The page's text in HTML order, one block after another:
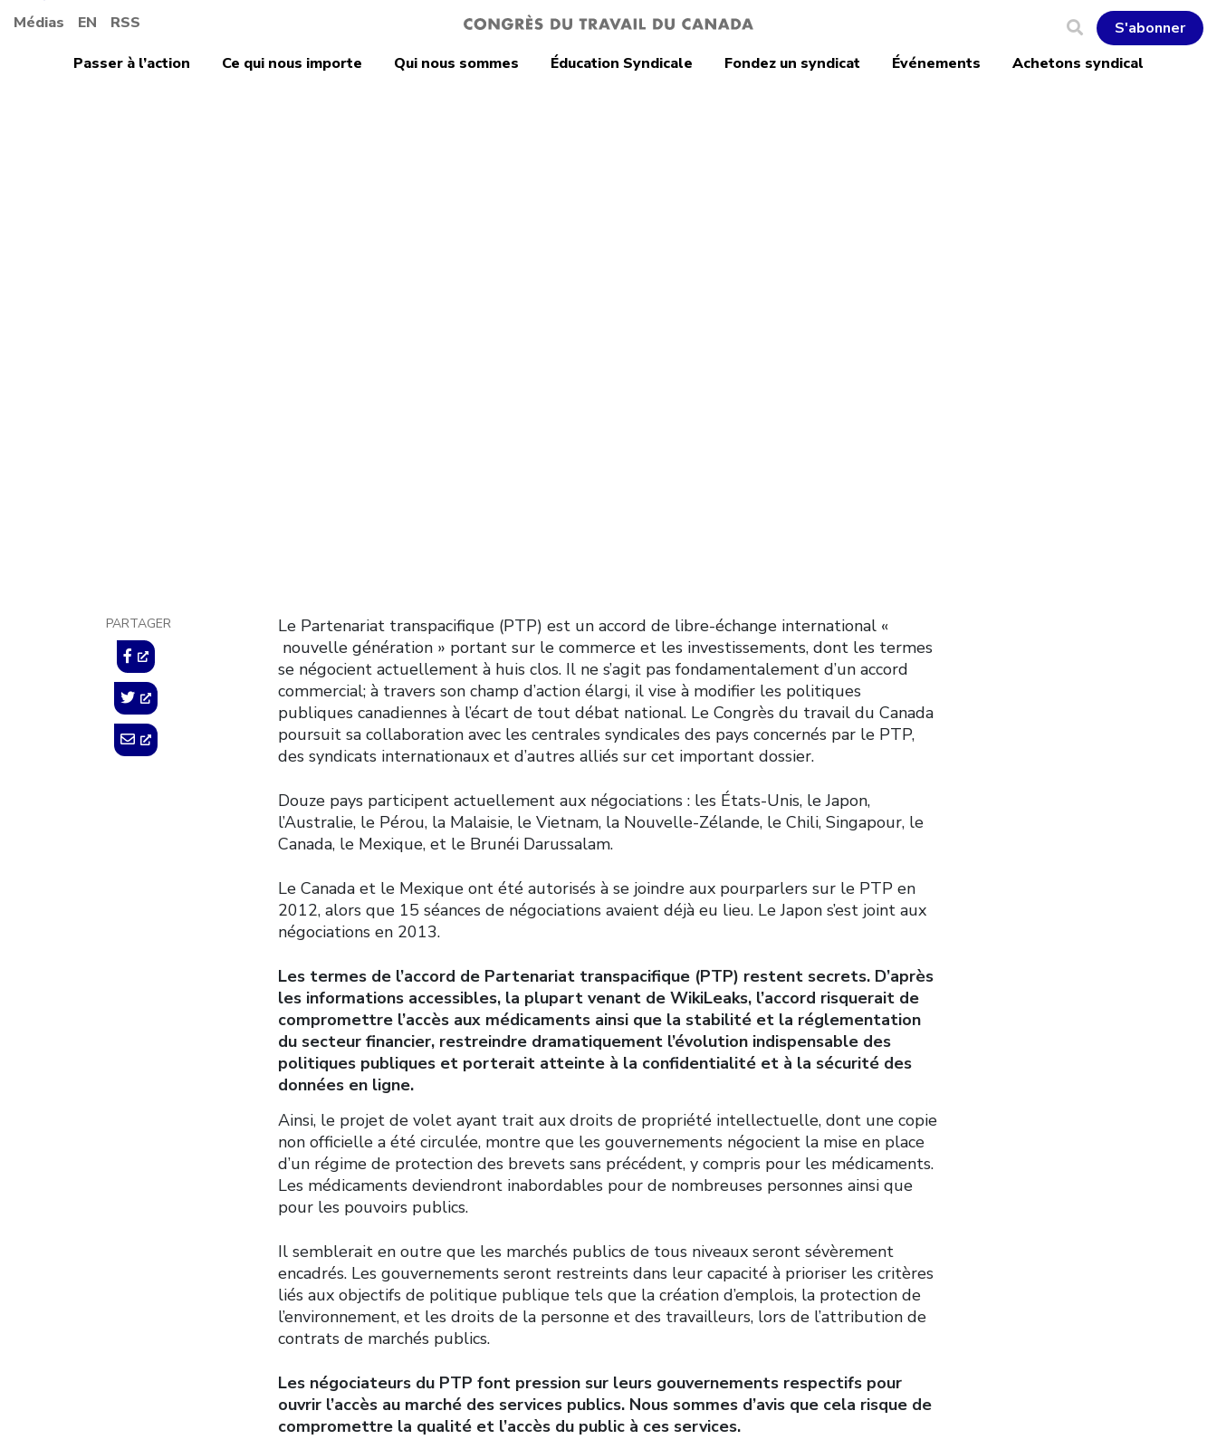
Médias EN RSS
S'abonner
Passer à l’action
Ce qui nous importe Qui nous sommes Éducation Syndicale Fondez un syndicat Événements Achetons syndical
PARTAGER
Le Partenariat transpacifique (PTP) est un accord de libre-échange international «
nouvelle génération » portant sur le commerce et les investissements, dont les termes
se négocient actuellement à huis clos. Il ne s’agit pas fondamentalement d’un accord
commercial; à travers son champ d’action élargi, il vise à modifier les politiques
publiques canadiennes à l’écart de tout débat national. Le Congrès du travail du Canada
poursuit sa collaboration avec les centrales syndicales des pays concernés par le PTP,
des syndicats internationaux et d’autres alliés sur cet important dossier.
Douze pays participent actuellement aux négociations : les États-Unis, le Japon,
l’Australie, le Pérou, la Malaisie, le Vietnam, la Nouvelle-Zélande, le Chili, Singapour, le
Canada, le Mexique, et le Brunéi Darussalam.
Le Canada et le Mexique ont été autorisés à se joindre aux pourparlers sur le PTP en
2012, alors que 15 séances de négociations avaient déjà eu lieu. Le Japon s’est joint aux
négociations en 2013.
Les termes de l’accord de Partenariat transpacifique (PTP) restent secrets. D’après
les informations accessibles, la plupart venant de WikiLeaks, l’accord risquerait de
compromettre l’accès aux médicaments ainsi que la stabilité et la réglementation
du secteur financier, restreindre dramatiquement l’évolution indispensable des
politiques publiques et porterait atteinte à la confidentialité et à la sécurité des
données en ligne.
Ainsi, le projet de volet ayant trait aux droits de propriété intellectuelle, dont une copie
non officielle a été circulée, montre que les gouvernements négocient la mise en place
d’un régime de protection des brevets sans précédent, y compris pour les médicaments.
Les médicaments deviendront inabordables pour de nombreuses personnes ainsi que
pour les pouvoirs publics.
Il semblerait en outre que les marchés publics de tous niveaux seront sévèrement
encadrés. Les gouvernements seront restreints dans leur capacité à prioriser les critères
liés aux objectifs de politique publique tels que la création d’emplois, la protection de
l’environnement, et les droits de la personne et des travailleurs, lors de l’attribution de
contrats de marchés publics.
Les négociateurs du PTP font pression sur leurs gouvernements respectifs pour
ouvrir l’accès au marché des services publics. Nous sommes d’avis que cela risque de
compromettre la qualité et l’accès du public à ces services.